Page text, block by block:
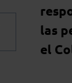
las
el